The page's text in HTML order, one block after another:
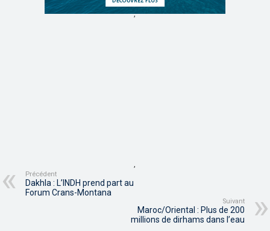
,
,
Précédent
Dakhla : L’INDH prend part au
Forum Crans-Montana
Suivant
Maroc/Oriental : Plus de 200
millions de dirhams dans l’eau